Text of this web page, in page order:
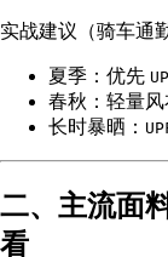
实战建议（骑车通
夏季：优先
春秋：轻量
长时暴晒：
二、主流面
看